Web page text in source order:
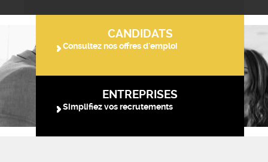
CANDIDATS
Consultez nos offres d'emploi
ENTREPRISES
Simplifiez vos recrutements